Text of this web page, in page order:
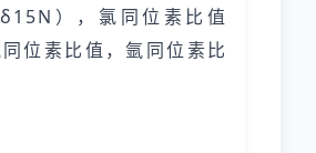
），氯同位素比值
位素比值，氩同位素比